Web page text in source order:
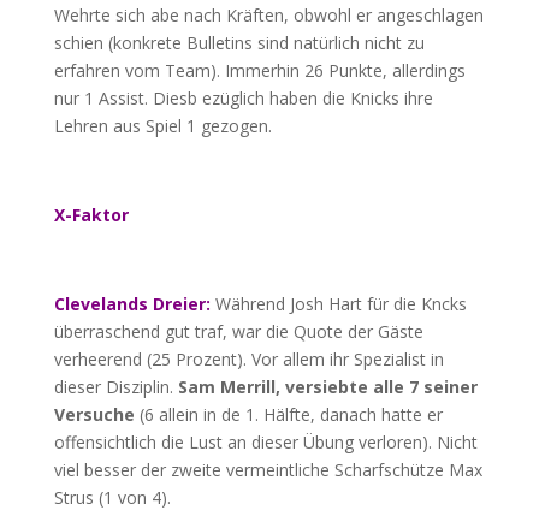
Wehrte sich abe nach Kräften, obwohl er angeschlagen
schien (konkrete Bulletins sind natürlich nicht zu
erfahren vom Team). Immerhin 26 Punkte, allerdings
nur 1 Assist. Diesb ezüglich haben die Knicks ihre
Lehren aus Spiel 1 gezogen.
X-Faktor
Clevelands Dreier: Während Josh Hart für die Kncks
überraschend gut traf, war die Quote der Gäste
verheerend (25 Prozent). Vor allem ihr Spezialist in
dieser Disziplin. Sam Merrill, versiebte alle 7 seiner
Versuche (6 allein in de 1. Hälfte, danach hatte er
offensichtlich die Lust an dieser Übung verloren). Nicht
viel besser der zweite vermeintliche Scharfschütze Max
Strus (1 von 4).